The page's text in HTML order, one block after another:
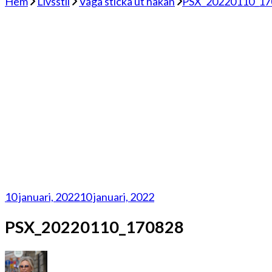
10 januari, 202210 januari, 2022
PSX_20220110_170828